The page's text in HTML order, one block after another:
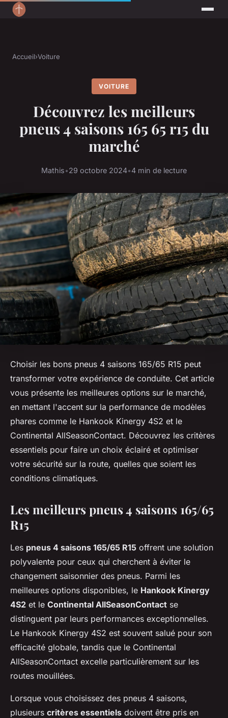
Accueil›Voiture
VOITURE
Découvrez les meilleurs
pneus 4 saisons 165 65 r15 du
marché
Mathis•29 octobre 2024•4 min de lecture
Choisir les bons pneus 4 saisons 165/65 R15 peut
transformer votre expérience de conduite. Cet article
vous présente les meilleures options sur le marché,
en mettant l'accent sur la performance de modèles
phares comme le Hankook Kinergy 4S2 et le
Continental AllSeasonContact. Découvrez les critères
essentiels pour faire un choix éclairé et optimiser
votre sécurité sur la route, quelles que soient les
conditions climatiques.
Les meilleurs pneus 4 saisons 165/65
R15
Les pneus 4 saisons 165/65 R15 offrent une solution
polyvalente pour ceux qui cherchent à éviter le
changement saisonnier des pneus. Parmi les
meilleures options disponibles, le Hankook Kinergy
4S2 et le Continental AllSeasonContact se
distinguent par leurs performances exceptionnelles.
Le Hankook Kinergy 4S2 est souvent salué pour son
efficacité globale, tandis que le Continental
AllSeasonContact excelle particulièrement sur les
routes mouillées.
Lorsque vous choisissez des pneus 4 saisons,
plusieurs critères essentiels doivent être pris en